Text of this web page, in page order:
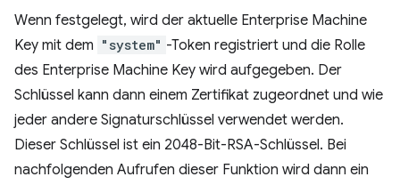
Wenn festgelegt, wird der aktuelle Enterprise Machine
Key mit dem "system" -Token registriert und die Rolle
des Enterprise Machine Key wird aufgegeben. Der
Schlüssel kann dann einem Zertifikat zugeordnet und wie
jeder andere Signaturschlüssel verwendet werden.
Dieser Schlüssel ist ein 2048-Bit-RSA-Schlüssel. Bei
nachfolgenden Aufrufen dieser Funktion wird dann ein